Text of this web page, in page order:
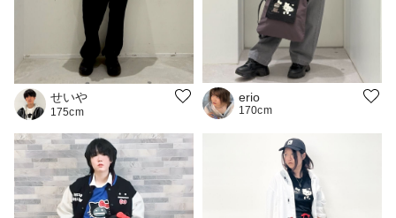
せいや
175cm
erio
170cm